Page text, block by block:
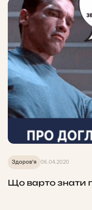
Здоров'я 06.04.2020
Що варто знати